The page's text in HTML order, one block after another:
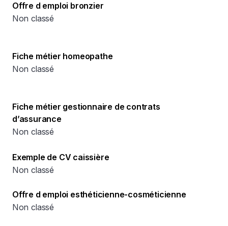
Offre d emploi bronzier
Non classé
Fiche métier homeopathe
Non classé
Fiche métier gestionnaire de contrats
d’assurance
Non classé
Exemple de CV caissière
Non classé
Offre d emploi esthéticienne-cosméticienne
Non classé